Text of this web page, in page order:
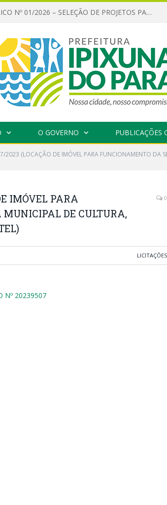
CHAMAMENTO PÚBLICO Nº 01/2026 – SELEÇÃO DE PROJETOS PARA FIRMAR TERMO DE EXECUÇÃO CULTURAL COM RECURSOS DA POLÍTICA NACIONAL ALDIR BLANC DE FOMENTO À CULTURA – PNAB (LEI Nº 14.399/2022)
O GOVERNO PUBLICAÇÕES
2023 (LOCAÇÃO DE IMÓVEL PARA FUNCIONAMENTO DA
IMÓVEL PARA
DE CULTURA,
0
LICITAÇÕES
Nº 20239507